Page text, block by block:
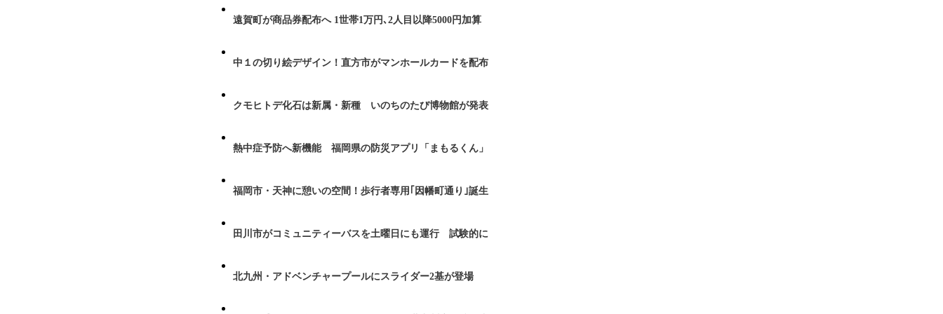
遠賀町が商品券配布へ 1世帯1万円､2人目以降5000円加算
中１の切り絵デザイン！直方市がマンホールカードを配布
クモヒトデ化石は新属・新種 いのちのたび博物館が発表
熱中症予防へ新機能 福岡県の防災アプリ「まもるくん」
福岡市・天神に憩いの空間！歩行者専用｢因幡町通り｣誕生
田川市がコミュニティーバスを土曜日にも運行 試験的に
北九州・アドベンチャープールにスライダー2基が登場